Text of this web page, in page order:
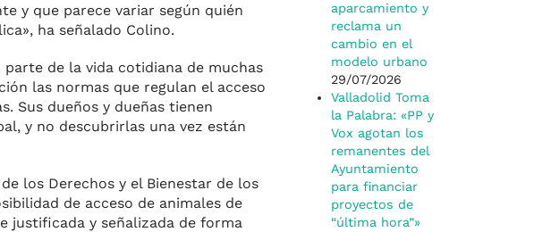
y que parece variar según quién
ha señalado Colino.
de la vida cotidiana de muchas
las normas que regulan el acceso
Sus dueños y dueñas tienen
y no descubrirlas una vez están
los Derechos y el Bienestar de los
de acceso de animales de
justificada y señalizada de forma
aparcamiento y
reclama un
cambio en el
modelo urbano
29/07/2026
Valladolid Toma
la Palabra: «PP y
Vox agotan los
remanentes del
Ayuntamiento
para financiar
proyectos de
“última hora”»